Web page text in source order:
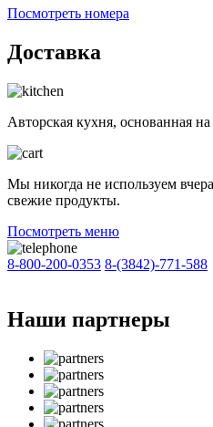
Посмотреть номера
Доставка
Авторская кухня, основанная
Мы никогда не используем
свежие продукты.
Посмотреть меню
8-800-200-0353 8-(3842)-771-588
Наши партнеры